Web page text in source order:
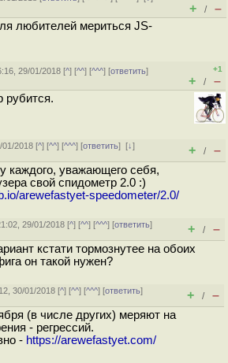
+ / –
любителей мериться JS-
29/01/2018 [^] [^^] [^^^] [ответить]
+1
+ / –
рубится.
01/2018 [^] [^^] [^^^] [ответить][↓]
+ / –
каждого, уважающего себя,
свой спидометр 2.0 :)
arewefastyet-speedometer/2.0/
29/01/2018 [^] [^^] [^^^] [ответить]
+ / –
кстати тормознутее на обоих
он такой нужен?
30/01/2018 [^] [^^] [^^^] [ответить]
+ / –
(в числе других) меряют на
- регрессий.
- https://arewefastyet.com/